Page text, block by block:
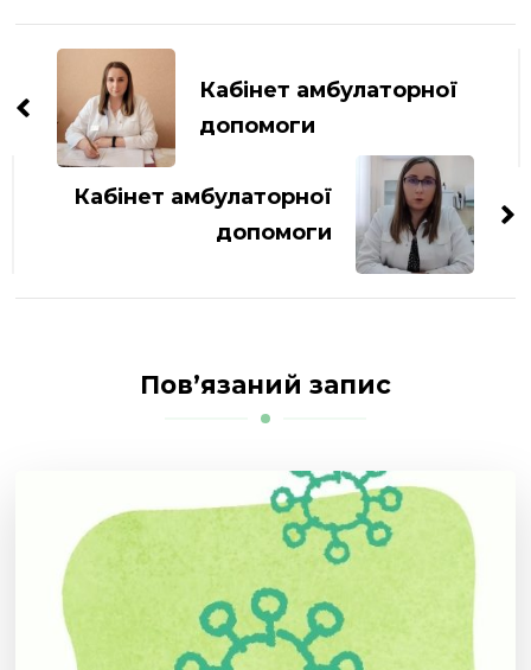
запису
Кабінет амбулаторної
допомоги
Кабінет амбулаторної
допомоги
Пов’язаний запис